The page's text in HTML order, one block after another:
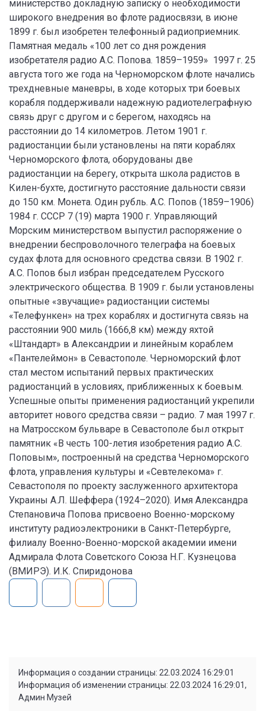
министерство докладную записку о необходимости
широкого внедрения во флоте радиосвязи, в июне
1899 г. был изобретен телефонный радиоприемник.
Памятная медаль «100 лет со дня рождения
изобретателя радио А.С. Попова. 1859–1959» 1997 г. 25
августа того же года на Черноморском флоте начались
трехдневные маневры, в ходе которых три боевых
корабля поддерживали надежную радиотелеграфную
связь друг с другом и с берегом, находясь на
расстоянии до 14 километров. Летом 1901 г.
радиостанции были установлены на пяти кораблях
Черноморского флота, оборудованы две
радиостанции на берегу, открыта школа радистов в
Килен-бухте, достигнуто расстояние дальности связи
до 150 км. Монета. Один рубль. А.С. Попов (1859–1906)
1984 г. СССР 7 (19) марта 1900 г. Управляющий
Морским министерством выпустил распоряжение о
внедрении беспроволочного телеграфа на боевых
судах флота для основного средства связи. В 1902 г.
А.С. Попов был избран председателем Русского
электрического общества. В 1909 г. были установлены
опытные «звучащие» радиостанции системы
«Телефункен» на трех кораблях и достигнута связь на
расстоянии 900 миль (1666,8 км) между яхтой
«Штандарт» в Александрии и линейным кораблем
«Пантелеймон» в Севастополе. Черноморский флот
стал местом испытаний первых практических
радиостанций в условиях, приближенных к боевым.
Успешные опыты применения радиостанций укрепили
авторитет нового средства связи – радио. 7 мая 1997 г.
на Матросском бульваре в Севастополе был открыт
памятник «В честь 100-летия изобретения радио А.С.
Поповым», построенный на средства Черноморского
флота, управления культуры и «Севтелекома» г.
Севастополя по проекту заслуженного архитектора
Украины А.Л. Шеффера (1924–2020). Имя Александра
Степановича Попова присвоено Военно-морскому
институту радиоэлектроники в Санкт-Петербурге,
филиалу Военно-Военно-морской академии имени
Адмирала Флота Советского Союза Н.Г. Кузнецова
(ВМИРЭ). И.К. Спиридонова
Информация о создании страницы: 22.03.2024 16:29:01
Информация об изменении страницы: 22.03.2024 16:29:01,
Админ Музей